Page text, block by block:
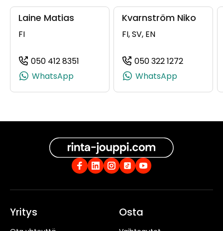
Laine Matias
FI
050 412 8351
(+358504128351, 0504128351, +358
WhatsApp
Kvarnström Niko
FI, SV, EN
050 322 1272
WhatsApp
Yritys Osta